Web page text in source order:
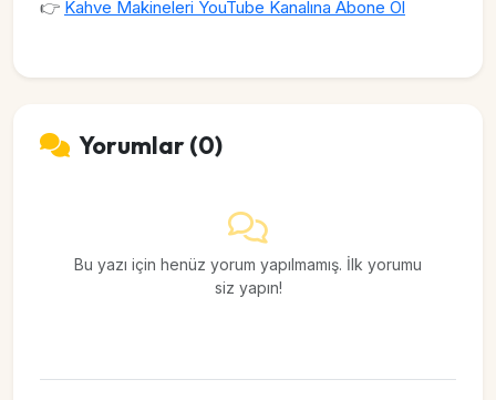
👉 Kahve Makineleri YouTube Kanalına Abone Ol
Yorumlar (0)
Bu yazı için henüz yorum yapılmamış. İlk yorumu
siz yapın!